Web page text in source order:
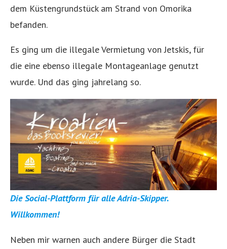
dem Küstengrundstück am Strand von Omorika
befanden.
Es ging um die illegale Vermietung von Jetskis, für
die eine ebenso illegale Montageanlage genutzt
wurde. Und das ging jahrelang so.
Die Social-Plattform für alle Adria-Skipper.
Willkommen!
Neben mir warnen auch andere Bürger die Stadt